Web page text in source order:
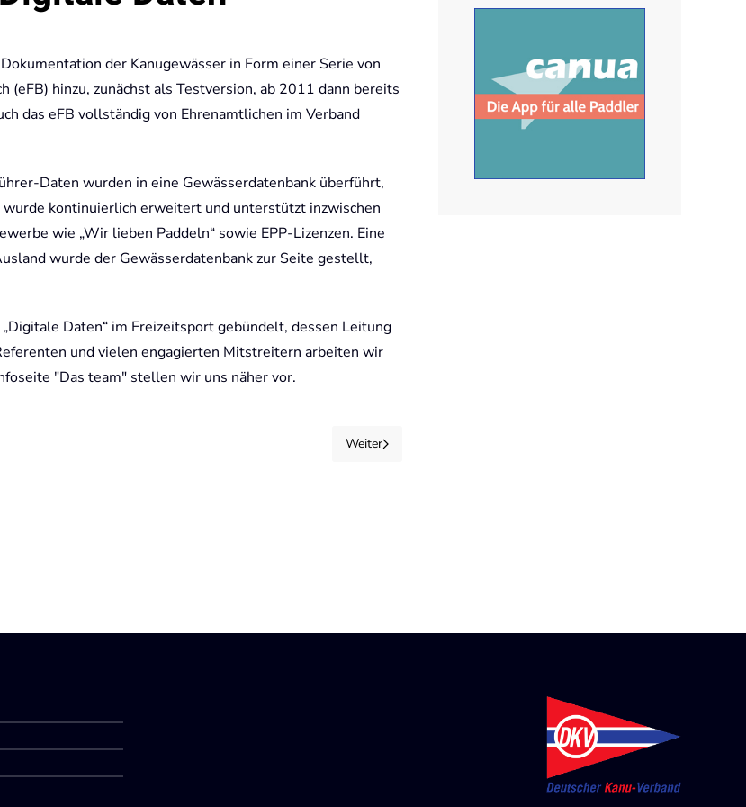
der Kanugewässer in Form einer Serie von
hinzu, zunächst als Testversion, ab 2011 dann bereits
das eFB vollständig von Ehrenamtlichen im Verband
Daten wurden in eine Gewässerdatenbank überführt,
kontinuierlich erweitert und unterstützt inzwischen
wie „Wir lieben Paddeln“ sowie EPP-Lizenzen. Eine
wurde der Gewässerdatenbank zur Seite gestellt,
Daten“ im Freizeitsport gebündelt, dessen Leitung
und vielen engagierten Mitstreitern arbeiten wir
"Das team" stellen wir uns näher vor.
Weiter